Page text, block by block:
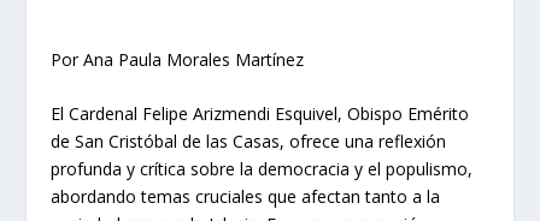
Por Ana Paula Morales Martínez
El Cardenal Felipe Arizmendi Esquivel, Obispo Emérito
de San Cristóbal de las Casas, ofrece una reflexión
profunda y crítica sobre la democracia y el populismo,
abordando temas cruciales que afectan tanto a la